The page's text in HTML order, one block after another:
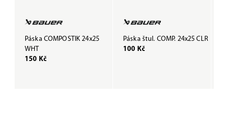
Páska COMPOSTIK 24x25
WHT
150 Kč
Páska štul. COMP. 24x25 CLR
100 Kč